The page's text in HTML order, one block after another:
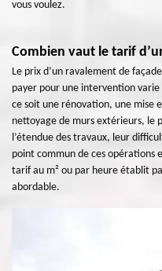
vous voulez.
Combien vaut le tarif
Le prix d’un ravalement de
payer pour une intervention
ce soit une rénovation, une mise
nettoyage de murs extérieurs, le
l’étendue des travaux, leur
point commun de ces opérations
tarif au m² ou par heure établit
abordable.